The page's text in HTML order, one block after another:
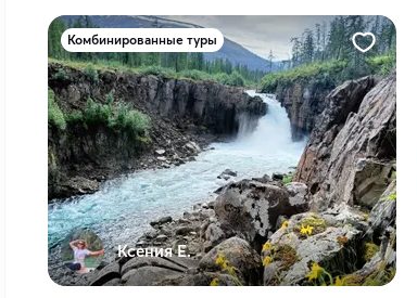
Комбинированные туры
Ксения Е.